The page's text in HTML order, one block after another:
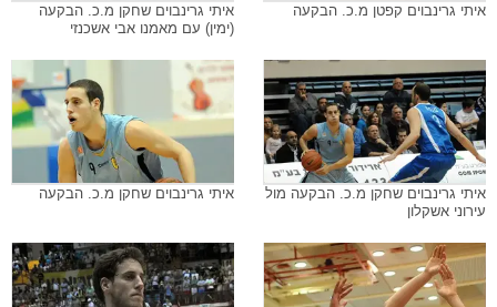
איתי גרינבוים קפטן מ.כ. הבקעה
איתי גרינבוים שחקן מ.כ. הבקעה
(ימין) עם מאמנו אבי אשכנזי
איתי גרינבוים שחקן מ.כ. הבקעה מול
עירוני אשקלון
איתי גרינבוים שחקן מ.כ. הבקעה